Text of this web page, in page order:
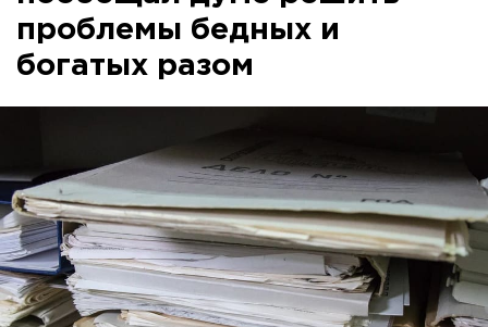
проблемы бедных и
богатых разом